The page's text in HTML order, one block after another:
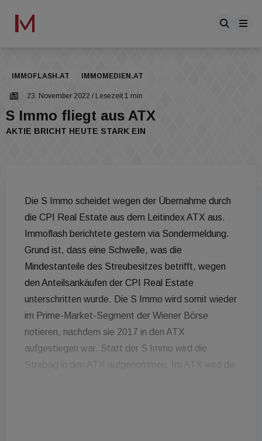
IMMOFLASH.AT IMMOMEDIEN.AT
23. November 2022 / Lesezeit 1 min
S Immo fliegt aus ATX
AKTIE BRICHT HEUTE STARK EIN
Die S Immo scheidet wegen der Übernahme durch
die CPI Real Estate aus dem Leitindex ATX aus.
Immoflash berichtete gestern via Sondermeldung.
Grund ist, dass eine Schwelle, was die
Mindestanteile des Streubesitzes betrifft, wegen
den Anteilsankäufen der CPI Real Estate
unterschritten wurde. Die S Immo wird somit wieder
im Prime-Market-Segment der Wiener Börse
notieren, nachdem sie 2017 in den ATX
aufgestiegen war. Statt der S Immo wird die
Strabag in den ATX aufgenommen. Im ATX wird die